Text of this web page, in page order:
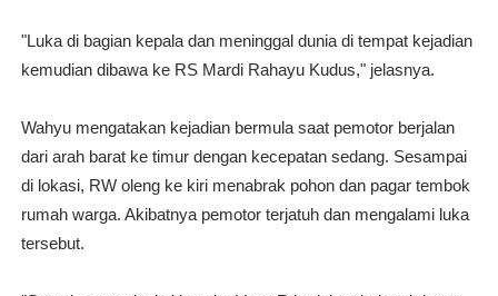
"Luka di bagian kepala dan meninggal dunia di tempat kejadian
kemudian dibawa ke RS Mardi Rahayu Kudus," jelasnya.
Wahyu mengatakan kejadian bermula saat pemotor berjalan
dari arah barat ke timur dengan kecepatan sedang. Sesampai
di lokasi, RW oleng ke kiri menabrak pohon dan pagar tembok
rumah warga. Akibatnya pemotor terjatuh dan mengalami luka
tersebut.